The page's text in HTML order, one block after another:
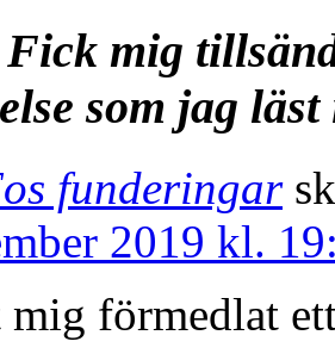
Fick mig
som jag
funderingar
2019 kl.
förmedlat